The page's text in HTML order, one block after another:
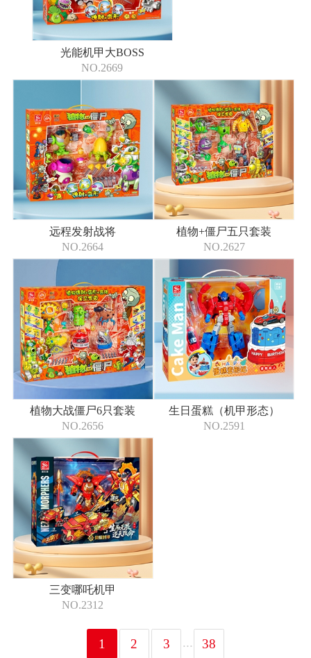
光能机甲大BOSS
NO.2669
远程发射战将
NO.2664
植物+僵尸五只套装
NO.2627
植物大战僵尸6只套装
NO.2656
生日蛋糕（机甲形态）
NO.2591
三变哪吒机甲
NO.2312
1 2 3 ... 38